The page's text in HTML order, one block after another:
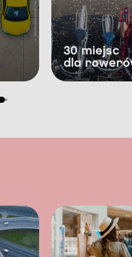
30 miejsc
dla